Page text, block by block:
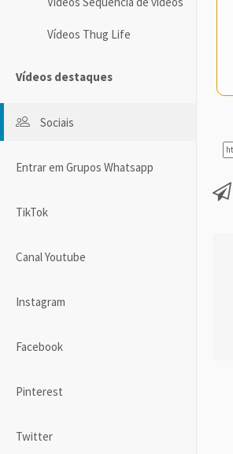
Vídeos Thug Life
Vídeos destaques
Sociais
Entrar em Grupos Whatsapp
TikTok
Canal Youtube
Instagram
Facebook
Pinterest
Twitter